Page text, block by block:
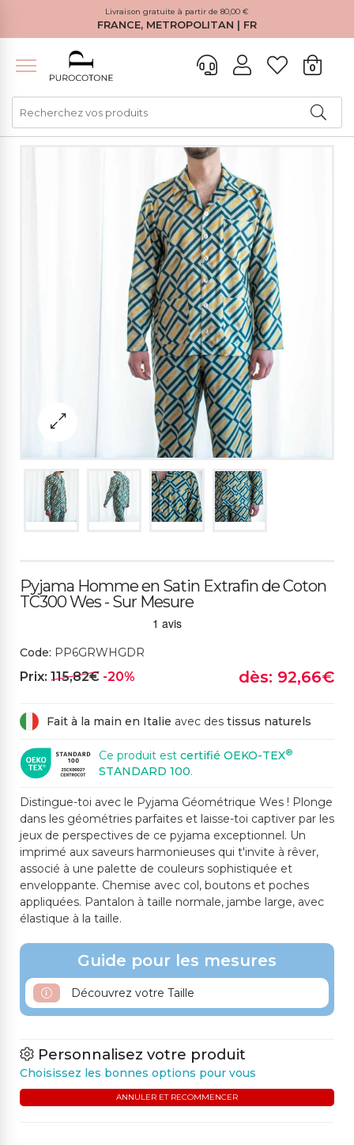
Livraison gratuite à partir de 80,00 €
FRANCE, METROPOLITAN | FR
0
Pyjama Homme en Satin Extrafin de Coton
TC300 Wes - Sur Mesure
Code: PP6GRWHGDR
Prix: 115,82€ -20% dès: 92,66€
Fait à la main en Italie avec des tissus naturels
Ce produit est certifié OEKO-TEX®
STANDARD 100.
Distingue-toi avec le Pyjama Géométrique Wes ! Plonge
dans les géométries parfaites et laisse-toi captiver par les
jeux de perspectives de ce pyjama exceptionnel. Un
imprimé aux saveurs harmonieuses qui t'invite à rêver,
associé à une palette de couleurs sophistiquée et
enveloppante. Chemise avec col, boutons et poches
appliquées. Pantalon à taille normale, jambe large, avec
élastique à la taille.
Guide pour les mesures
Découvrez votre Taille
Personnalisez votre produit
Choisissez les bonnes options pour vous
ANNULER ET RECOMMENCER